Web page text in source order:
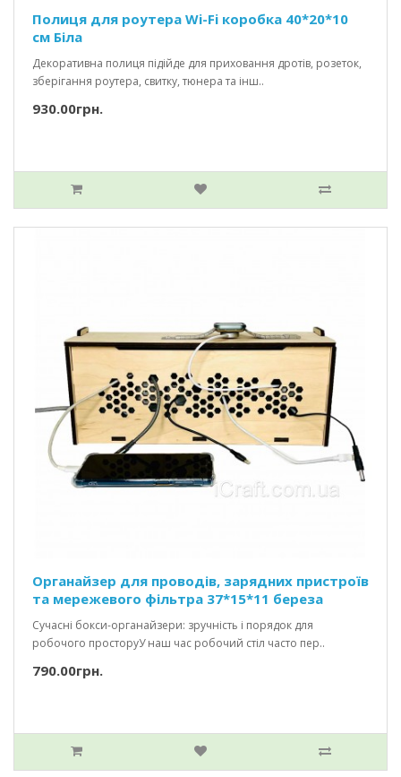
Полиця для роутера Wi-Fi коробка 40*20*10
см Біла
Декоративна полиця підійде для приховання дротів, розеток,
зберігання роутера, свитку, тюнера та інш..
930.00грн.
Органайзер для проводів, зарядних пристроїв
та мережевого фільтра 37*15*11 береза
Сучасні бокси-органайзери: зручність і порядок для
робочого просторуУ наш час робочий стіл часто пер..
790.00грн.